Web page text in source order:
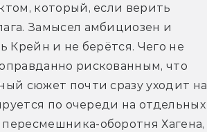
который, если верить
Замысел амбициозен и
Крейн и не берётся. Чего не
рискованным, что
сюжет почти сразу уходит на
по очереди на отдельных
оборотня Хагена,